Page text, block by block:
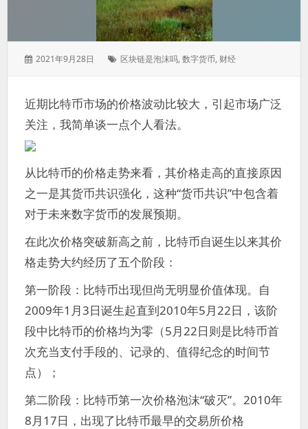
发
2021年9月28日
标
区块链是泡沫吗,数字货币, 财经
近期比特币市场的价格波动比较大，引起市场广泛
关注，我简单谈一点个人看法。
从比特币的价格走势来看，其价格走高的直接原因
之一是其货币共识强化，这种“货币共识”中包含着
对于未来数字货币的发展预期。
在此次价格突破新高之前，比特币自诞生以来其价
格走势大约经历了五个阶段：
第一阶段：比特币出现但尚无明显价值体现。自
2009年1月3日诞生起直到2010年5月22日，该阶
段中比特币的价格均为零（5月22日则是比特币首
次充当支付手段的、记录的、值得纪念的时间节
点）；
第二阶段：比特币第一次价格泡沫“破灭”。2010年
8月17日，出现了比特币最早的交易所价格